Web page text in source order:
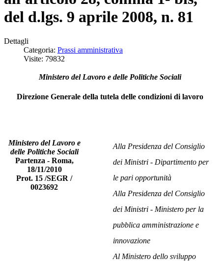
del d.lgs. 9 aprile 2008, n. 81
Dettagli
Categoria: Prassi amministrativa
Visite: 79832
Ministero del Lavoro e delle Politiche Sociali
Direzione Generale della tutela delle condizioni di lavoro
Ministero del Lavoro e
delle Politiche Sociali
Partenza - Roma,
18/11/2010
Prot. 15 /SEGR /
0023692
Alla Presidenza del Consiglio
dei Ministri - Dipartimento per
le pari opportunità
Alla Presidenza del Consiglio
dei Ministri - Ministero per la
pubblica amministrazione e
innovazione
Al Ministero dello sviluppo